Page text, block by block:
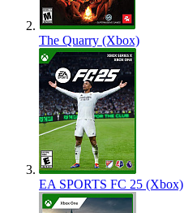
The Quarry (Xbox)
EA SPORTS FC 25 (Xbox)